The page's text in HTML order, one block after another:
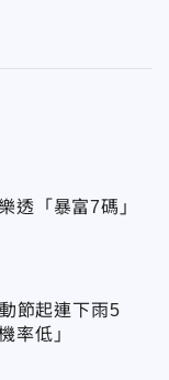
透「暴富7碼」
節起連下雨5
率低」